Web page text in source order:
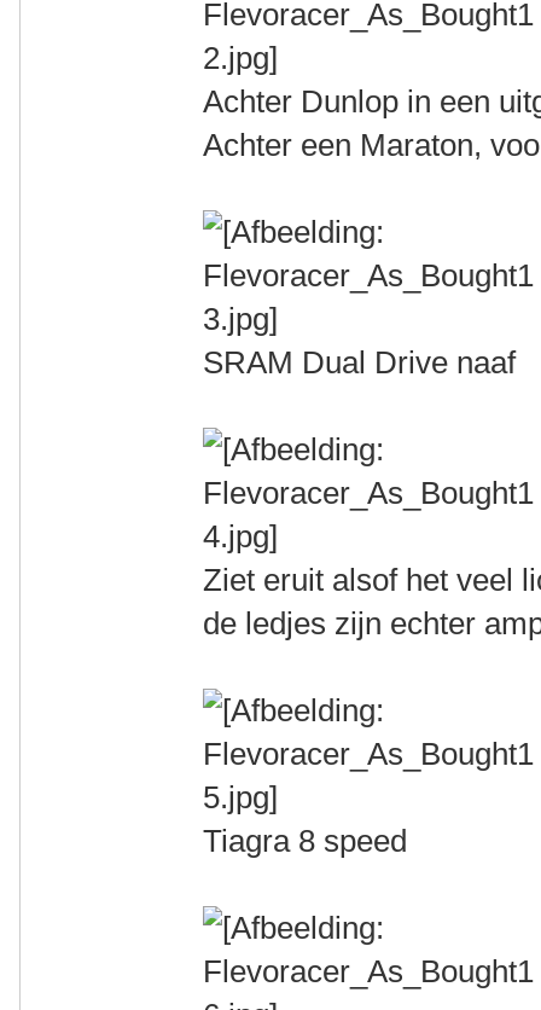
Achter Dunlop in een
Achter een Maraton,
SRAM Dual Drive naaf
Ziet eruit alsof het veel
de ledjes zijn echter
Tiagra 8 speed